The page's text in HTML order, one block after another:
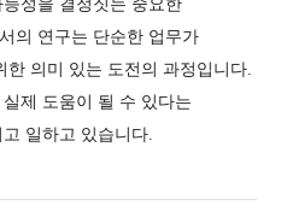
의 연구는 단순한 업무가
의미 있는 도전의 과정입니다.
제 도움이 될 수 있다는
일하고 있습니다.